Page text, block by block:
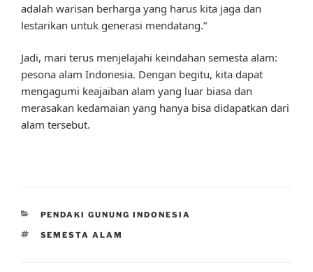
adalah warisan berharga yang harus kita jaga dan
lestarikan untuk generasi mendatang.”
Jadi, mari terus menjelajahi keindahan semesta alam:
pesona alam Indonesia. Dengan begitu, kita dapat
mengagumi keajaiban alam yang luar biasa dan
merasakan kedamaian yang hanya bisa didapatkan dari
alam tersebut.
CATEGORIES
PENDAKI GUNUNG INDONESIA
TAGS
SEMESTA ALAM